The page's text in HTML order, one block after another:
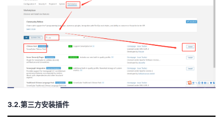
3.2.第三方安装插件